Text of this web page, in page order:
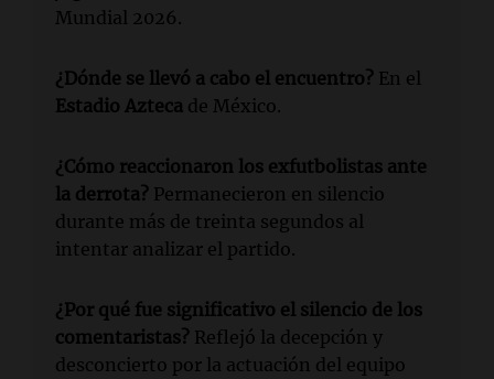
Mundial 2026.
¿Dónde se llevó a cabo el encuentro? En el
Estadio Azteca de México.
¿Cómo reaccionaron los exfutbolistas ante
la derrota? Permanecieron en silencio
durante más de treinta segundos al
intentar analizar el partido.
¿Por qué fue significativo el silencio de los
comentaristas? Reflejó la decepción y
desconcierto por la actuación del equipo